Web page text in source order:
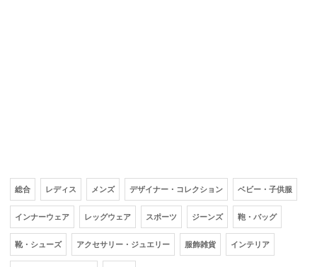
総合 レディス メンズ デザイナー・コレクション ベビー・子供服
インナーウェア レッグウェア スポーツ ジーンズ 鞄・バッグ
靴・シューズ アクセサリー・ジュエリー 服飾雑貨 インテリア